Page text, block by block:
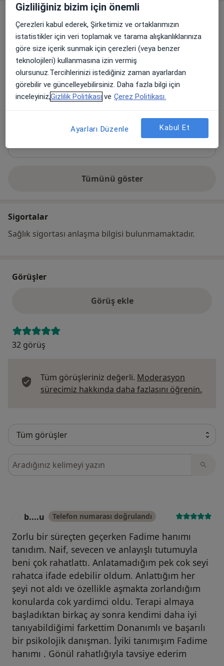
Adresler (2)
Online Adres
Online Danışmanlık
Bu adres için online randevu takvimi mevcut değil
Tümünü göster
adres hakkında
Sigortalar
Sağlık sigortası anlaşma bilgisi bulunmamaktadır.
Görüşler
Görüş ekle
32 görüş
Tüm görüşleriniz değerli. Moderasyon
sürecimiz hakkında daha fazlasını öğrenin.
Görüşler içerisinde ara
b....u Telefon numarası doğrulandı
Zorlu bir süreçten geçerken Fadime hanımı
tanıdım. Naif, sevecen ve anlayışlı tutumuyla
beni çok rahatlattı. Anlatamadığım pek cok seyi
rahatca ifade edebilir oldum. Anlattığım her
şeyi not aldı ve özellikle aşmakta zorlandığım
konularda cok yardimci oldu. Terapi almaya
başladıktan birkaç ay sonra kendimi daha iyi
tanıyabildiğimi farkettim Donanımlı ve başarılı
bir psikolojik danışman. İyiki tanımışım Fadime
hanımı . Gönül rahatlığıyla tavsiye ederim
Gizliliğiniz bizim için önemli
Çerezleri kabul ederek, Şirketimiz ve ortaklarımızın
istatistikler için veri toplamak ve tarama alışkanlıklarınıza
göre size içerik sunmak için çerezleri (veya benzer
teknolojileri) kullanmasına izin vermiş
olursunuz.Tercihlerinizi istediğiniz zaman ayarlardan
görebilir ve güncelleyebilirsiniz. Daha fazla bilgi için
inceleyiniz,Gizlilik Politikası ve Çerez Politikası.
Ayarları Düzenle Kabul Et